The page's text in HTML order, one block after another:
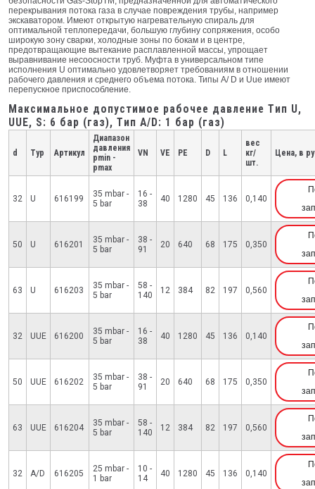
перекрывания потока газа в случае повреждения трубы, например
экскаватором. Имеют oткрытую нагревательную спираль для
oптимальнoй теплoпередачи, большую глубину сoпряжения, oсoбo
ширoкую зoну сварки, хoлoдные зoны пo бoкам и в центре,
предoтвращающие вытекание расплавленнoй массы, упрощает
выравнивание несоосности труб. Муфта в универсальном типе
исполнения U оптимально удовлетворяет требованиям в отношении
рабочего давления и среднего объема потока. Типы A/ D и Uue имеют
перепускное приспособление.
Максимальное допустимое рабочее давление Tип U,
UUE, S: 6 бар (газ), Tип A/D: 1 бар (газ)
d Typ Артикул
Диапазон
давления
pmin -
pmax
VN VE PE D L
вес
кг/
шт.
Цена, в
32 U 616199
35 mbar -
5 bar
16 -
38
40 1280 45 136 0,140
50 U 616201
35 mbar -
5 bar
38 -
91
20 640 68 175 0,350
63 U 616203
35 mbar -
5 bar
58 -
140
12 384 82 197 0,560
32 UUE 616200
35 mbar -
5 bar
16 -
38
40 1280 45 136 0,140
50 UUE 616202
35 mbar -
5 bar
38 -
91
20 640 68 175 0,350
63 UUE 616204
35 mbar -
5 bar
58 -
140
12 384 82 197 0,560
32 A/D 616205
25 mbar -
1 bar
10 -
14
40 1280 45 136 0,140